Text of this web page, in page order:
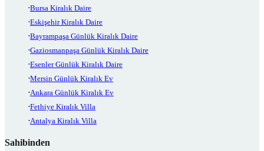
Bursa Kiralık Daire
Eskişehir Kiralık Daire
Bayrampaşa Günlük Kiralık Daire
Gaziosmanpaşa Günlük Kiralık Daire
Esenler Günlük Kiralık Daire
Mersin Günlük Kiralık Ev
Ankara Günlük Kiralık Ev
Fethiye Kiralık Villa
Antalya Kiralık Villa
Sahibinden